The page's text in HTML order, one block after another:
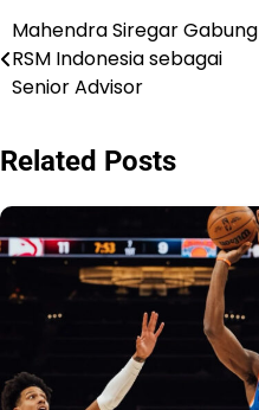
Navigasi
pos
Mahendra Siregar Gabung
RSM Indonesia sebagai
Senior Advisor
Related Posts